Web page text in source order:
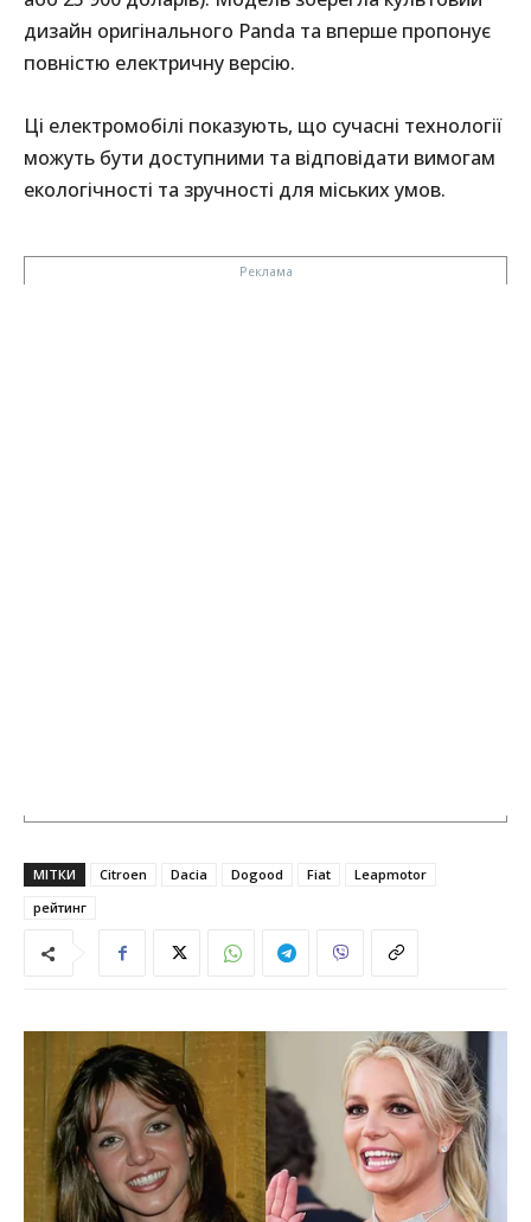
дизайн оригінального Panda та вперше пропонує
повністю електричну версію.
Ці електромобілі показують, що сучасні технології
можуть бути доступними та відповідати вимогам
екологічності та зручності для міських умов.
МІТКИ Citroen Dacia Dogood Fiat
Leapmotor
рейтинг